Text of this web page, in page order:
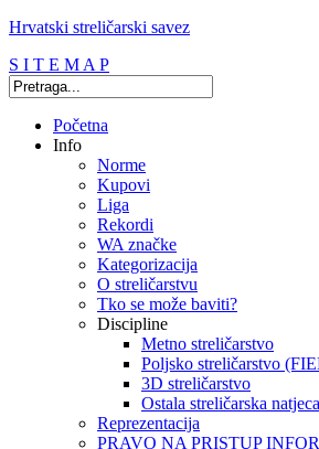
Hrvatski streličarski savez
S I T E M A P
Početna
Info
Norme
Kupovi
Liga
Rekordi
WA značke
Kategorizacija
O streličarstvu
Tko se može baviti?
Discipline
Metno streličarstvo
Poljsko streličarstvo
3D streličarstvo
Ostala streličarska
Reprezentacija
PRAVO NA PRISTUP